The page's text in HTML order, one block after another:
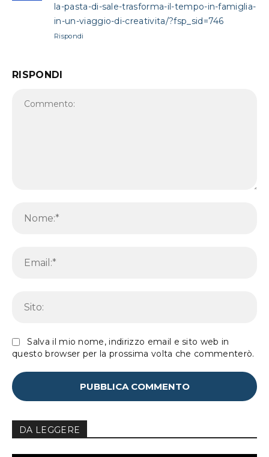
la-pasta-di-sale-trasforma-il-tempo-in-famiglia-
in-un-viaggio-di-creativita/?fsp_sid=746
Rispondi
RISPONDI
Salva il mio nome, indirizzo email e sito web in
questo browser per la prossima volta che commenterò.
DA LEGGERE